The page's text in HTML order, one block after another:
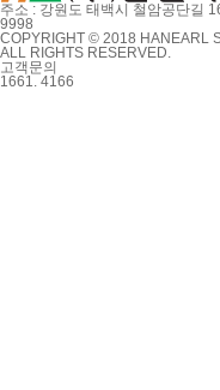
주소 : 강원도 태백시 철암공단길
9998
COPYRIGHT © 2018 HANEARL
ALL RIGHTS RESERVED.
고객문의
1661. 4166